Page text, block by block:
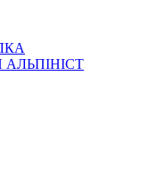
АЛЬПІНІСТ